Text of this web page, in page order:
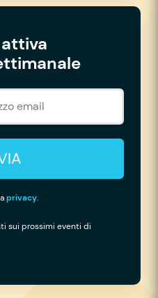
privacy.
sui prossimi eventi di